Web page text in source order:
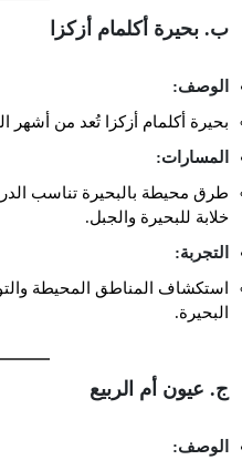
ب. بحيرة أكلمام أزكزا
الوصف:
بحيرة أكلمام أزكزا تُعد من أشهر
المسارات:
طرق محيطة بالبحيرة تناسب
خلابة للبحيرة والجبل.
التجربة:
استكشاف المناطق المحيطة
البحيرة.
ج. عيون أم الربيع
الوصف: